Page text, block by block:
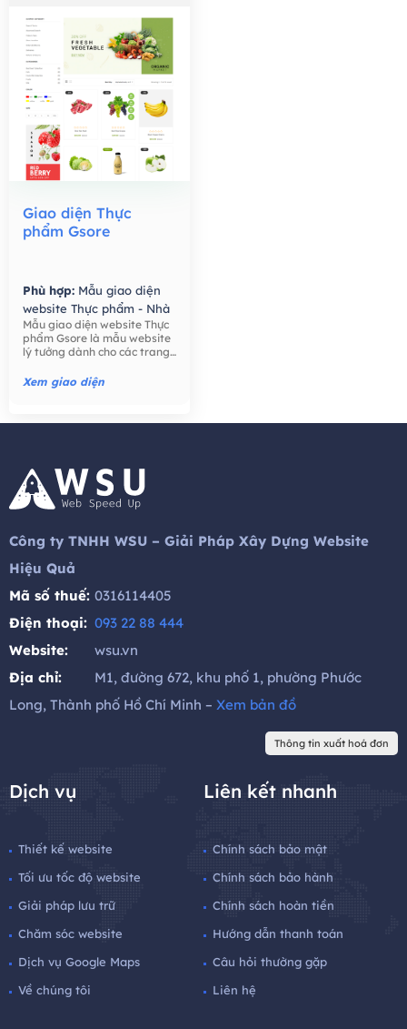
Giao diện Thực
phẩm Gsore
Phù hợp: Mẫu giao diện
website Thực phẩm - Nhà
Hàng,Mẫu giao diện
website Bán hàng -
Thương mại điện tử,
Mẫu giao diện website Thực
phẩm Gsore là mẫu website
lý tưởng dành cho các trang
phẩm, công ty thực phẩm,
thực phẩm hữu cơ, nước ép
Xem giao diện
Công ty TNHH WSU – Giải Pháp Xây Dựng Website
Hiệu Quả
Mã số thuế: 0316114405
Điện thoại: 093 22 88 444
Website:
wsu.vn
Địa chỉ:
M1, đường 672, khu phố 1, phường Phước
Long, Thành phố Hồ Chí Minh – Xem bản đồ
Thông tin xuất hoá đơn
Dịch vụ
Thiết kế website
Tối ưu tốc độ website
Giải pháp lưu trữ
Chăm sóc website
Dịch vụ Google Maps
Về chúng tôi
Liên kết nhanh
Chính sách bảo mật
Chính sách bảo hành
Chính sách hoàn tiền
Hướng dẫn thanh toán
Câu hỏi thường gặp
Liên hệ